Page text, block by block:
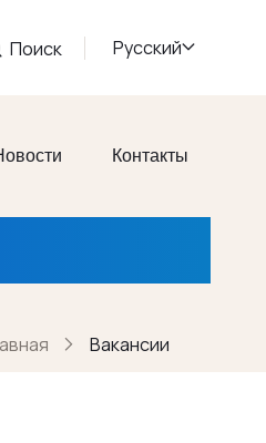
Поиск Русский
Контакты
Вакансии